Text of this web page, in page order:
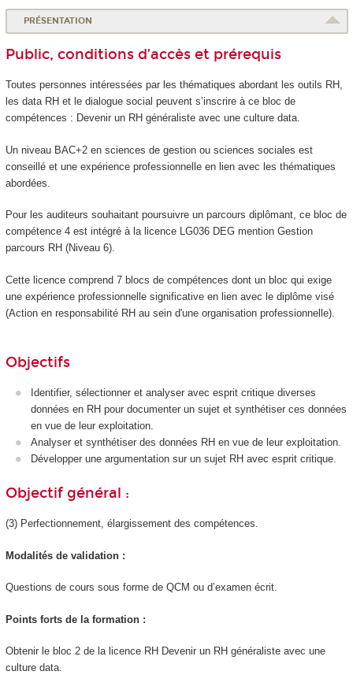
PRÉSENTATION
Public, conditions d’accès et prérequis
Toutes personnes intéressées par les thématiques abordant les outils RH,
les data RH et le dialogue social peuvent s’inscrire à ce bloc de
compétences : Devenir un RH généraliste avec une culture data.
Un niveau BAC+2 en sciences de gestion ou sciences sociales est
conseillé et une expérience professionnelle en lien avec les thématiques
abordées.
Pour les auditeurs souhaitant poursuivre un parcours diplômant, ce bloc de
compétence 4 est intégré à la licence LG036 DEG mention Gestion
parcours RH (Niveau 6).
Cette licence comprend 7 blocs de compétences dont un bloc qui exige
une expérience professionnelle significative en lien avec le diplôme visé
(Action en responsabilité RH au sein d'une organisation professionnelle).
Objectifs
Identifier, sélectionner et analyser avec esprit critique diverses
données en RH pour documenter un sujet et synthétiser ces données
en vue de leur exploitation.
Analyser et synthétiser des données RH en vue de leur exploitation.
Développer une argumentation sur un sujet RH avec esprit critique.
Objectif général :
(3) Perfectionnement, élargissement des compétences.
Modalités de validation :
Questions de cours sous forme de QCM ou d’examen écrit.
Points forts de la formation :
Obtenir le bloc 2 de la licence RH Devenir un RH généraliste avec une
culture data.